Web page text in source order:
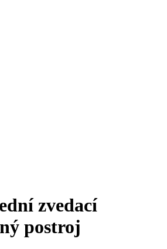
zvedací
postroj